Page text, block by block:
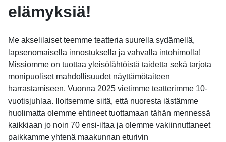
elämyksiä!
Me akselilaiset teemme teatteria suurella sydämellä,
lapsenomaisella innostuksella ja vahvalla intohimolla!
Missiomme on tuottaa yleisölähtöistä taidetta sekä tarjota
monipuoliset mahdollisuudet näyttämötaiteen
harrastamiseen. Vuonna 2025 vietimme teatterimme 10-
vuotisjuhlaa. Iloitsemme siitä, että nuoresta iästämme
huolimatta olemme ehtineet tuottamaan tähän mennessä
kaikkiaan jo noin 70 ensi-iltaa ja olemme vakiinnuttaneet
paikkamme yhtenä maakunnan eturivin